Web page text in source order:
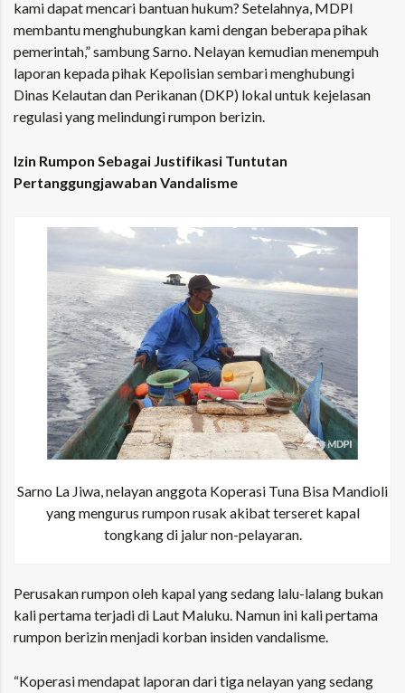
kami dapat mencari bantuan hukum? Setelahnya, MDPI
membantu menghubungkan kami dengan beberapa pihak
pemerintah,” sambung Sarno. Nelayan kemudian menempuh
laporan kepada pihak Kepolisian sembari menghubungi
Dinas Kelautan dan Perikanan (DKP) lokal untuk kejelasan
regulasi yang melindungi rumpon berizin.
Izin Rumpon Sebagai Justifikasi Tuntutan
Pertanggungjawaban Vandalisme
Sarno La Jiwa, nelayan anggota Koperasi Tuna Bisa Mandioli
yang mengurus rumpon rusak akibat terseret kapal
tongkang di jalur non-pelayaran.
Perusakan rumpon oleh kapal yang sedang lalu-lalang bukan
kali pertama terjadi di Laut Maluku. Namun ini kali pertama
rumpon berizin menjadi korban insiden vandalisme.
“Koperasi mendapat laporan dari tiga nelayan yang sedang